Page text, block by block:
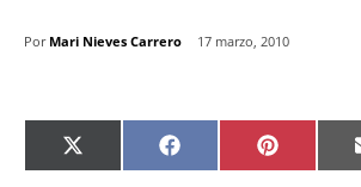
Por Mari Nieves Carrero 17 marzo, 2010
C
o
X
(
C
o
F
a
C
o
P
i